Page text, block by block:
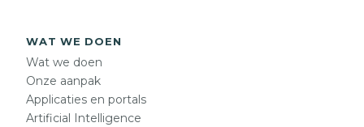
WAT WE DOEN
Wat we doen
Onze aanpak
Applicaties en portals
Artificial Intelligence